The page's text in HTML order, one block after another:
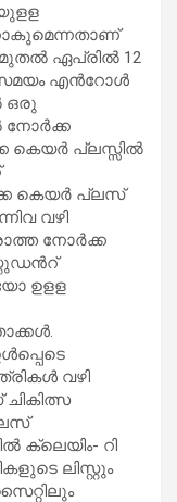
മുതൽ ഏപ്രിൽ 12
സമയം എൻറോൾ
ഒരു
നോര്‍ക്ക
കെയര്‍ പ്ലസ്സില്‍
കെയര്‍ പ്ലസ്
വഴി
നോര്‍ക്ക
ഉളള
വഴി
ക്ലെയിം- റി
ലിസ്റ്റും